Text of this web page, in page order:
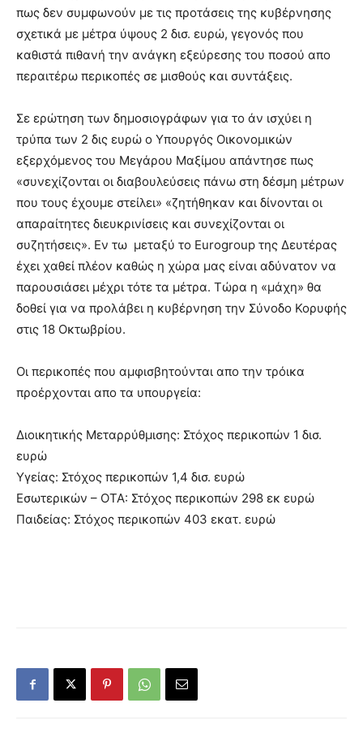
πως δεν συμφωνούν με τις προτάσεις της κυβέρνησης
σχετικά με μέτρα ύψους 2 δισ. ευρώ, γεγονός που
καθιστά πιθανή την ανάγκη εξεύρεσης του ποσού απο
περαιτέρω περικοπές σε μισθούς και συντάξεις.
Σε ερώτηση των δημοσιογράφων για το άν ισχύει η
τρύπα των 2 δις ευρώ ο Υπουργός Οικονομικών
εξερχόμενος του Μεγάρου Μαξίμου απάντησε πως
«συνεχίζονται οι διαβουλεύσεις πάνω στη δέσμη μέτρων
που τους έχουμε στείλει» «ζητήθηκαν και δίνονται οι
απαραίτητες διευκρινίσεις και συνεχίζονται οι
συζητήσεις». Εν τω μεταξύ το Eurogroup της Δευτέρας
έχει χαθεί πλέον καθώς η χώρα μας είναι αδύνατον να
παρουσιάσει μέχρι τότε τα μέτρα. Τώρα η «μάχη» θα
δοθεί για να προλάβει η κυβέρνηση την Σύνοδο Κορυφής
στις 18 Οκτωβρίου.
Οι περικοπές που αμφισβητούνται απο την τρόικα
προέρχονται απο τα υπουργεία:
Διοικητικής Μεταρρύθμισης: Στόχος περικοπών 1 δισ.
ευρώ
Υγείας: Στόχος περικοπών 1,4 δισ. ευρώ
Εσωτερικών – ΟΤΑ: Στόχος περικοπών 298 εκ ευρώ
Παιδείας: Στόχος περικοπών 403 εκατ. ευρώ